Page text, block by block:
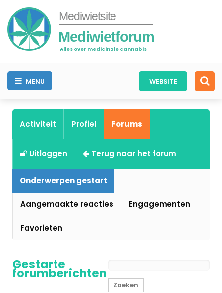
Mediwietsite
Mediwietforum
Alles over medicinale cannabis
MENU WEBSITE
Activiteit Profiel Forums
Uitloggen Terug naar het forum
Onderwerpen gestart
Aangemaakte reacties Engagementen
Favorieten
Gestarte
forumberichten